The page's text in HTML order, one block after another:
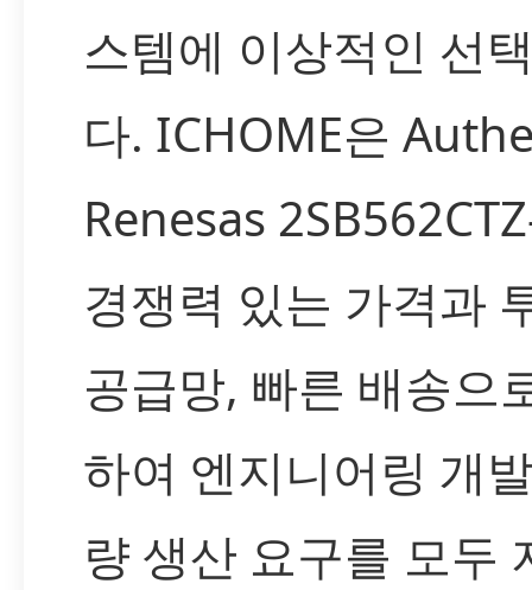
스템에 이상적인 선
다. ICHOME은
Renesas
경쟁력 있는 가격과
공급망, 빠른 배송으
하여 엔지니어링 개
량 생산 요구를 모두